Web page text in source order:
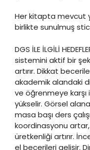
Her kitapta mevcut
birlikte sunulmuş
DGS İLE İLGİLİ
sistemini aktif bir
artırır. Dikkat
akademik alandaki
ve öğrenmeye
yükselir. Görsel
masa başı ders
koordinasyonu
üretkenliği artırır.
el becerileri gelişir.